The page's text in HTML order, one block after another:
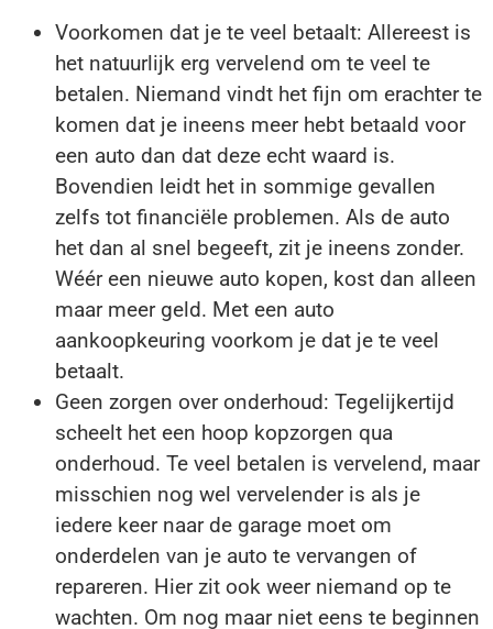
Voorkomen dat je te veel betaalt: Allereest is
het natuurlijk erg vervelend om te veel te
betalen. Niemand vindt het fijn om erachter te
komen dat je ineens meer hebt betaald voor
een auto dan dat deze echt waard is.
Bovendien leidt het in sommige gevallen
zelfs tot financiële problemen. Als de auto
het dan al snel begeeft, zit je ineens zonder.
Wéér een nieuwe auto kopen, kost dan alleen
maar meer geld. Met een auto
aankoopkeuring voorkom je dat je te veel
betaalt.
Geen zorgen over onderhoud: Tegelijkertijd
scheelt het een hoop kopzorgen qua
onderhoud. Te veel betalen is vervelend, maar
misschien nog wel vervelender is als je
iedere keer naar de garage moet om
onderdelen van je auto te vervangen of
repareren. Hier zit ook weer niemand op te
wachten. Om nog maar niet eens te beginnen